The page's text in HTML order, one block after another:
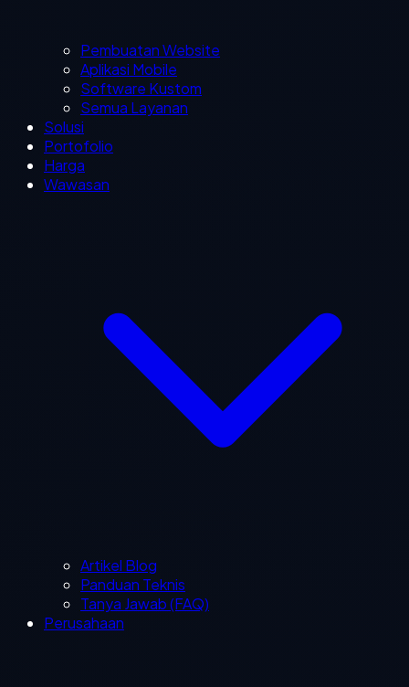
Pembuatan Website
Aplikasi Mobile
Software Kustom
Semua Layanan
Solusi
Portofolio
Harga
Wawasan
Artikel Blog
Panduan Teknis
Tanya Jawab (FAQ)
Perusahaan